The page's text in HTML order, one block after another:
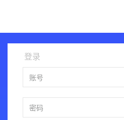
登录
账号
密码